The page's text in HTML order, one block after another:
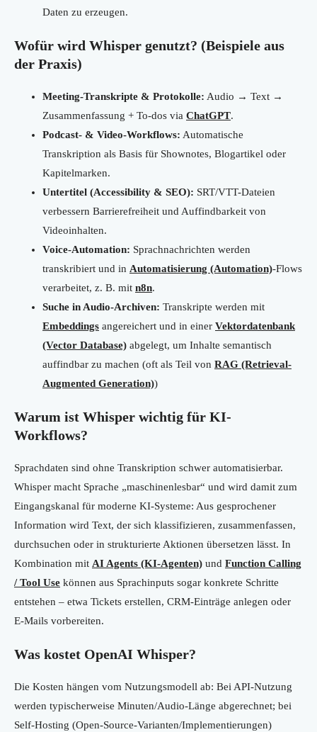
Daten zu erzeugen.
Wofür wird Whisper genutzt? (Beispiele aus
der Praxis)
Meeting-Transkripte & Protokolle: Audio → Text →
Zusammenfassung + To-dos via ChatGPT.
Podcast- & Video-Workflows: Automatische
Transkription als Basis für Shownotes, Blogartikel oder
Kapitelmarken.
Untertitel (Accessibility & SEO): SRT/VTT-Dateien
verbessern Barrierefreiheit und Auffindbarkeit von
Videoinhalten.
Voice-Automation: Sprachnachrichten werden
transkribiert und in Automatisierung (Automation)-Flows
verarbeitet, z. B. mit n8n.
Suche in Audio-Archiven: Transkripte werden mit
Embeddings angereichert und in einer Vektordatenbank
(Vector Database) abgelegt, um Inhalte semantisch
auffindbar zu machen (oft als Teil von RAG (Retrieval-
Augmented Generation))
Warum ist Whisper wichtig für KI-
Workflows?
Sprachdaten sind ohne Transkription schwer automatisierbar.
Whisper macht Sprache „maschinenlesbar“ und wird damit zum
Eingangskanal für moderne KI-Systeme: Aus gesprochener
Information wird Text, der sich klassifizieren, zusammenfassen,
durchsuchen oder in strukturierte Aktionen übersetzen lässt. In
Kombination mit AI Agents (KI-Agenten) und Function Calling
/ Tool Use können aus Sprachinputs sogar konkrete Schritte
entstehen – etwa Tickets erstellen, CRM-Einträge anlegen oder
E-Mails vorbereiten.
Was kostet OpenAI Whisper?
Die Kosten hängen vom Nutzungsmodell ab: Bei API-Nutzung
werden typischerweise Minuten/Audio-Länge abgerechnet; bei
Self-Hosting (Open-Source-Varianten/Implementierungen)